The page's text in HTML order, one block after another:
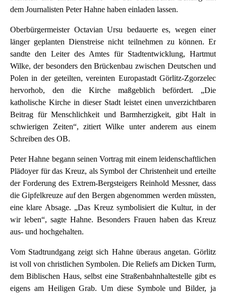
dem Journalisten Peter Hahne haben einladen lassen.
Oberbürgermeister Octavian Ursu bedauerte es, wegen einer
länger geplanten Dienstreise nicht teilnehmen zu können. Er
sandte den Leiter des Amtes für Stadtentwicklung, Hartmut
Wilke, der besonders den Brückenbau zwischen Deutschen und
Polen in der geteilten, vereinten Europastadt Görlitz-Zgorzelec
hervorhob, den die Kirche maßgeblich befördert. „Die
katholische Kirche in dieser Stadt leistet einen unverzichtbaren
Beitrag für Menschlichkeit und Barmherzigkeit, gibt Halt in
schwierigen Zeiten“, zitiert Wilke unter anderem aus einem
Schreiben des OB.
Peter Hahne begann seinen Vortrag mit einem leidenschaftlichen
Plädoyer für das Kreuz, als Symbol der Christenheit und erteilte
der Forderung des Extrem-Bergsteigers Reinhold Messner, dass
die Gipfelkreuze auf den Bergen abgenommen werden müssten,
eine klare Absage. „Das Kreuz symbolisiert die Kultur, in der
wir leben“, sagte Hahne. Besonders Frauen haben das Kreuz
aus- und hochgehalten.
Vom Stadtrundgang zeigt sich Hahne überaus angetan. Görlitz
ist voll von christlichen Symbolen. Die Reliefs am Dicken Turm,
dem Biblischen Haus, selbst eine Straßenbahnhaltestelle gibt es
eigens am Heiligen Grab. Um diese Symbole und Bilder, ja